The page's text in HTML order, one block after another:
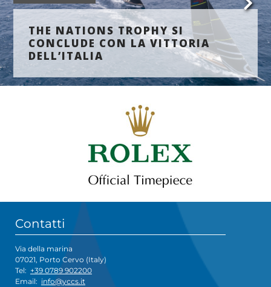
THE NATIONS TROPHY SI
CONCLUDE CON LA VITTORIA
DELL’ITALIA
Contatti
Via della marina
07021, Porto Cervo (Italy)
Tel: +39 0789 902200
Email: info@yccs.it